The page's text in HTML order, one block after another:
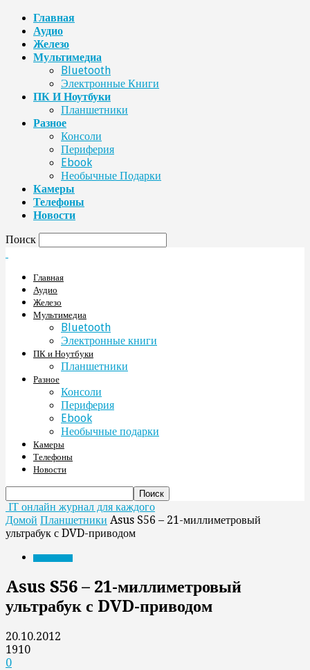
Главная
Аудио
Железо
Мультимедиа
Bluetooth
Электронные Книги
ПК И Ноутбуки
Планшетники
Разное
Консоли
Периферия
Ebook
Необычные Подарки
Камеры
Телефоны
Новости
Поиск
Главная
Аудио
Железо
Мультимедиа
Bluetooth
Электронные книги
ПК и Ноутбуки
Планшетники
Разное
Консоли
Периферия
Ebook
Необычные подарки
Камеры
Телефоны
Новости
IT онлайн журнал для каждого
Домой Планшетники Asus S56 – 21-миллиметровый
ультрабук с DVD-приводом
Asus S56 – 21-миллиметровый
ультрабук с DVD-приводом
20.10.2012
1910
0